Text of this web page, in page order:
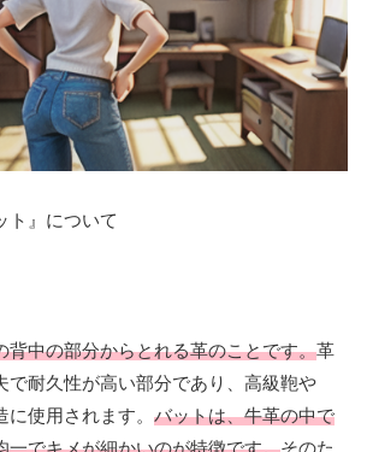
ト』について
背中の部分からとれる革のことです。革
で耐久性が高い部分であり、高級鞄や
使用されます。 バットは、牛革の中で